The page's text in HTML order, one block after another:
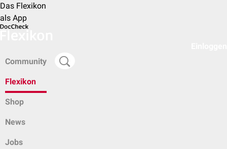
Das Flexikon
als App
Community
Flexikon
Shop
News
Jobs